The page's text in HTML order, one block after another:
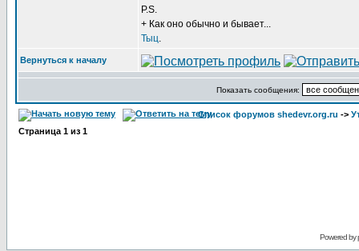
P.S.
+ Как оно обычно и бывает...
Тыц.
Вернуться к началу
Показать сообщения:
Список форумов shedevr.org.ru ->
Страница 1 из 1
Powered by